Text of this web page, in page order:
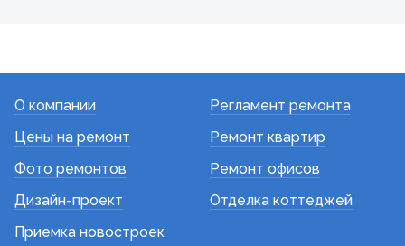
О компании
Цены на ремонт
Фото ремонтов
Дизайн-проект
Приемка новостроек
Регламент ремонта
Ремонт квартир
Ремонт офисов
Отделка коттеджей